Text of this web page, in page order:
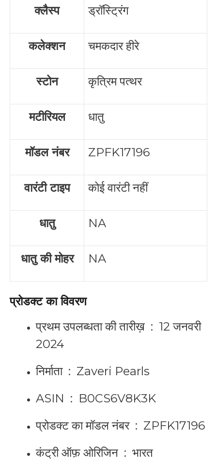
क्लैस्प ड्रॉस्ट्रिंग
कलेक्शन चमकदार हीरे
स्टोन कृत्रिम पत्थर
मटीरियल धातु
मॉडल नंबर ZPFK17196
वारंटी टाइप कोई वारंटी नहीं
धातु NA
धातु की मोहर NA
प्रोडक्ट का विवरण
प्रथम उपलब्धता की तारीख़ ‏ : ‎ 12 जनवरी
2024
निर्माता ‏ : ‎ Zaveri Pearls
ASIN ‏ : ‎ B0CS6V8K3K
प्रोडक्ट का मॉडल नंबर ‏ : ‎ ZPFK17196
कंट्री ऑफ़ ओरिजिन ‏ : ‎ भारत